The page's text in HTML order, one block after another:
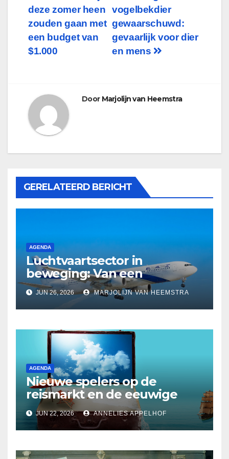
navigatie
vogelbekdier
gewaarschuwd:
gevaarlijk voor dier
en mens
deze zomer heen
zouden gaan met
een budget van
$1.000
Door Marjolijn van Heemstra
GERELATEERD BERICHT
AGENDA
Luchtvaartsector in
beweging: Van een
langverwachte rentree op
Schiphol tot budgetvluchten
in de States
JUN 26, 2026 MARJOLIJN VAN HEEMSTRA
AGENDA
Nieuwe spelers op de
reismarkt en de eeuwige
twijfel over
reisverzekeringen
JUN 22, 2026 ANNELIES APPELHOF